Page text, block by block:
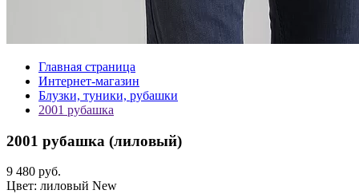
Главная страница
Интернет-магазин
Блузки, туники, рубашки
2001 рубашка
2001 рубашка (лиловый)
9 480 руб.
Цвет: лиловый New